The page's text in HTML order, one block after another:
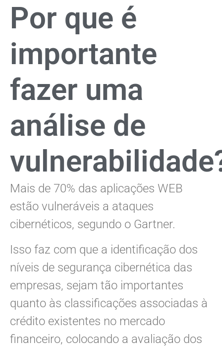
Por que é
importante
fazer uma
análise de
Mais de 70% das aplicações WEB
estão vulneráveis a ataques
cibernéticos, segundo o Gartner.
Isso faz com que a identificação dos
níveis de segurança cibernética das
empresas, sejam tão importantes
quanto às classificações associadas à
crédito existentes no mercado
financeiro, colocando a avaliação dos